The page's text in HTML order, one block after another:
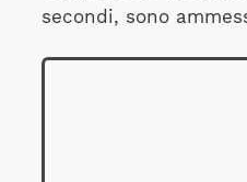
secondi, sono